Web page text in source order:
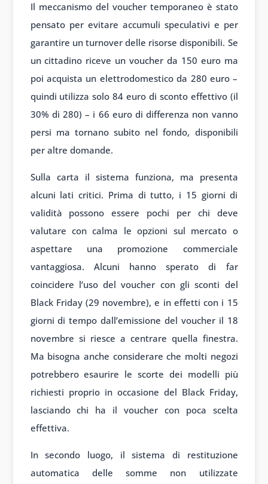
Il meccanismo del voucher temporaneo è stato
pensato per evitare accumuli speculativi e per
garantire un turnover delle risorse disponibili. Se
un cittadino riceve un voucher da 150 euro ma
poi acquista un elettrodomestico da 280 euro –
quindi utilizza solo 84 euro di sconto effettivo (il
30% di 280) – i 66 euro di differenza non vanno
persi ma tornano subito nel fondo, disponibili
per altre domande.
Sulla carta il sistema funziona, ma presenta
alcuni lati critici. Prima di tutto, i 15 giorni di
validità possono essere pochi per chi deve
valutare con calma le opzioni sul mercato o
aspettare una promozione commerciale
vantaggiosa. Alcuni hanno sperato di far
coincidere l’uso del voucher con gli sconti del
Black Friday (29 novembre), e in effetti con i 15
giorni di tempo dall’emissione del voucher il 18
novembre si riesce a centrare quella finestra.
Ma bisogna anche considerare che molti negozi
potrebbero esaurire le scorte dei modelli più
richiesti proprio in occasione del Black Friday,
lasciando chi ha il voucher con poca scelta
effettiva.
In secondo luogo, il sistema di restituzione
automatica delle somme non utilizzate